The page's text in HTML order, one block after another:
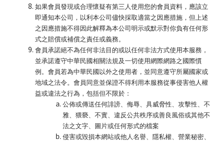
如果會員發現或合理懷疑有第三人使用您的會員資料，應該立
即通知本公司，以利本公司儘快採取適當之因應措施，但上述
之因應措施不得因此解釋為本公司明示或默示對你負有任何形
式之賠償或補償之責任或義務。
會員承諾絕不為任何非法目的或以任何非法方式使用本服務，
並承諾遵守中華民國相關法規及一切使用網際網路之國際慣
例。會員若為中華民國以外之使用者，並同意遵守所屬國家或
地域之法令。會員同意並保證不得利用本服務從事侵害他人權
益或違法之行為，包括但不限於：
公佈或傳送任何誹謗、侮辱、具威脅性、攻擊性、不
雅、猥褻、不實、違反公共秩序或善良風俗或其他不
法之文字、圖片或任何形式的檔案
侵害或毀損本網站或他人名譽、隱私權、營業秘密、